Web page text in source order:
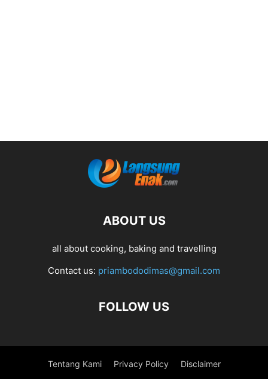
ABOUT US
all about cooking, baking and travelling
Contact us: priambododimas@gmail.com
FOLLOW US
Tentang Kami Privacy Policy Disclaimer